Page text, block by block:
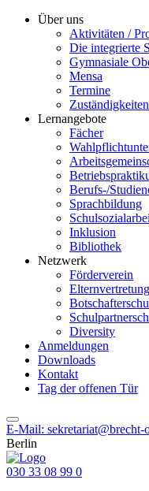
Über uns
Aktivitäten /
Die integrierte
Gymnasiale
Mensa
Termine
Lernangebote
Fächer
Berufs-/
Sprachbildung
Inklusion
Bibliothek
Netzwerk
Förderverein
Elternvertretung
Diversity
Anmeldungen
Downloads
Kontakt
Tag der offenen Tür
E-Mail: sekretariat@brecht-
Berlin
030 33 08 99 0